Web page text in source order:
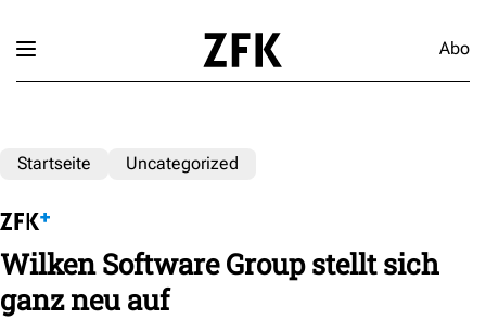
Abo
Startseite Uncategorized
Wilken Software Group stellt sich
ganz neu auf